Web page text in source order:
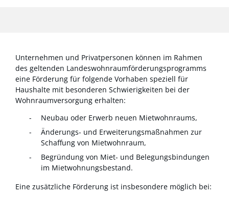
Unternehmen und Privatpersonen können im Rahmen
des geltenden Landeswohnraumförderungsprogramms
eine Förderung für folgende Vorhaben speziell für
Haushalte mit besonderen Schwierigkeiten bei der
Wohnraumversorgung erhalten:
Neubau oder Erwerb neuen Mietwohnraums,
Änderungs- und Erweiterungsmaßnahmen zur
Schaffung von Mietwohnraum,
Begründung von Miet- und Belegungsbindungen
im Mietwohnungsbestand.
Eine zusätzliche Förderung ist insbesondere möglich bei: